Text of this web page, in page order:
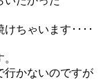
ちゃいます････
行かないのですが